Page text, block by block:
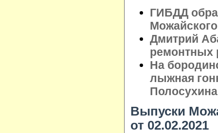
ГИБДД
Дмитрий
На
лыжная
Полосухина
Выпуски
от 02.02.2021